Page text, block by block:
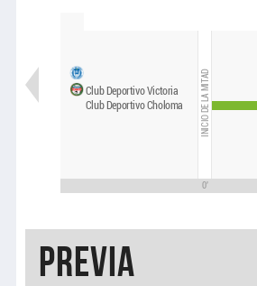
Club Deportivo Victoria
Club Deportivo Choloma
INICIO DE LA MITAD
0'
PREVIA